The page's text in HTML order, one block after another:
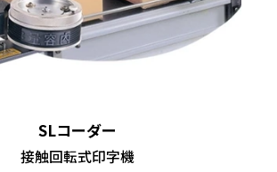
SLコーダー
接触回転式印字機